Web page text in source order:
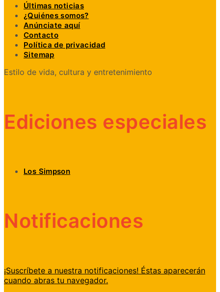
Últimas noticias
¿Quiénes somos?
Anúnciate aquí
Contacto
Política de privacidad
Sitemap
Estilo de vida, cultura y entretenimiento
Ediciones especiales
Los Simpson
Notificaciones
¡Suscríbete a nuestra notificaciones! Éstas aparecerán
cuando abras tu navegador.